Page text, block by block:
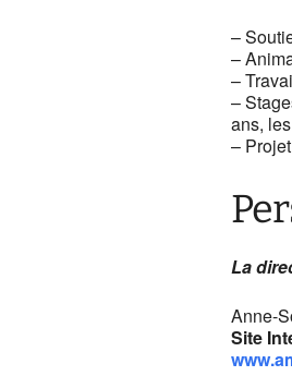
–
–
–
–
ans,
–
La
Anne-
Site